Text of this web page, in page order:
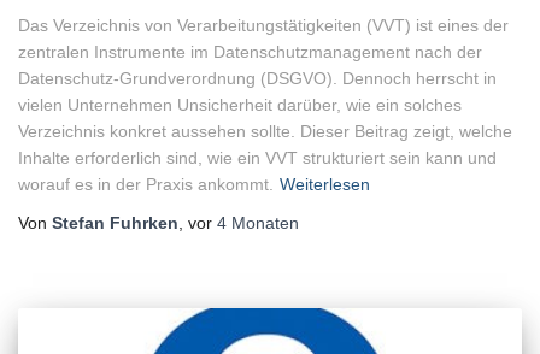
Das Verzeichnis von Verarbeitungstätigkeiten (VVT) ist eines der
zentralen Instrumente im Datenschutzmanagement nach der
Datenschutz-Grundverordnung (DSGVO). Dennoch herrscht in
vielen Unternehmen Unsicherheit darüber, wie ein solches
Verzeichnis konkret aussehen sollte. Dieser Beitrag zeigt, welche
Inhalte erforderlich sind, wie ein VVT strukturiert sein kann und
worauf es in der Praxis ankommt. Weiterlesen
Von Stefan Fuhrken , vor 4 Monaten